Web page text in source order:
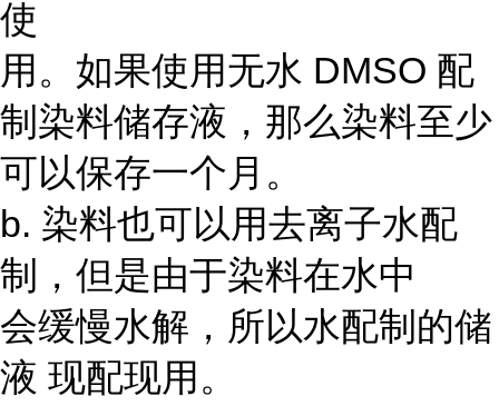
使
用。如果使用无水 DMSO 配
制染料储存液，那么染料至少
可以保存一个月。
b. 染料也可以用去离子水配
制，但是由于染料在水中
会缓慢水解，所以水配制的储
液 现配现用。